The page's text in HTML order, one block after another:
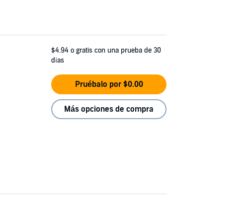
$4.94 o gratis con una prueba de 30
días
Pruébalo por $0.00
Más opciones de compra